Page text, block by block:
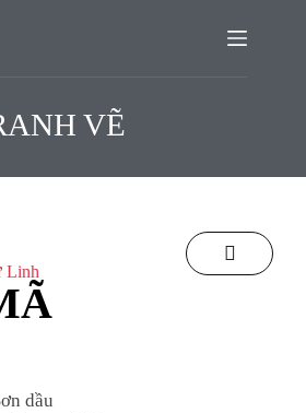
VẼ
Linh
dầu